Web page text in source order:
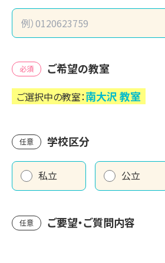
必須 ご希望の教室
ご選択中の教室：南大沢教室
任意 学校区分
私立 公立
任意 ご要望・ご質問内容